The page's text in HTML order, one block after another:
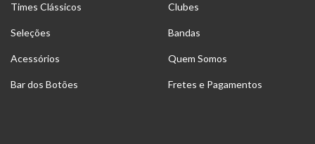
Times Clássicos Clubes
Seleções Bandas
Acessórios Quem Somos
Bar dos Botões Fretes e Pagamentos